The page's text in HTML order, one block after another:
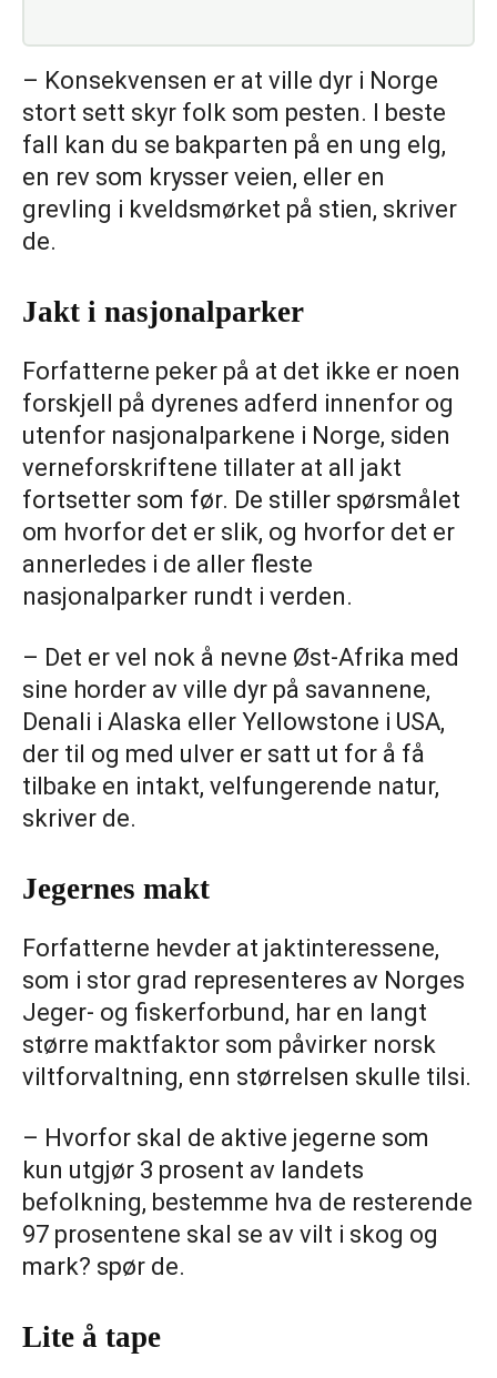
– Konsekvensen er at ville dyr i Norge
stort sett skyr folk som pesten. I beste
fall kan du se bakparten på en ung elg,
en rev som krysser veien, eller en
grevling i kveldsmørket på stien, skriver
de.
Jakt i nasjonalparker
Forfatterne peker på at det ikke er noen
forskjell på dyrenes adferd innenfor og
utenfor nasjonalparkene i Norge, siden
verneforskriftene tillater at all jakt
fortsetter som før. De stiller spørsmålet
om hvorfor det er slik, og hvorfor det er
annerledes i de aller fleste
nasjonalparker rundt i verden.
– Det er vel nok å nevne Øst-Afrika med
sine horder av ville dyr på savannene,
Denali i Alaska eller Yellowstone i USA,
der til og med ulver er satt ut for å få
tilbake en intakt, velfungerende natur,
skriver de.
Jegernes makt
Forfatterne hevder at jaktinteressene,
som i stor grad representeres av Norges
Jeger- og fiskerforbund, har en langt
større maktfaktor som påvirker norsk
viltforvaltning, enn størrelsen skulle tilsi.
– Hvorfor skal de aktive jegerne som
kun utgjør 3 prosent av landets
befolkning, bestemme hva de resterende
97 prosentene skal se av vilt i skog og
mark? spør de.
Lite å tape